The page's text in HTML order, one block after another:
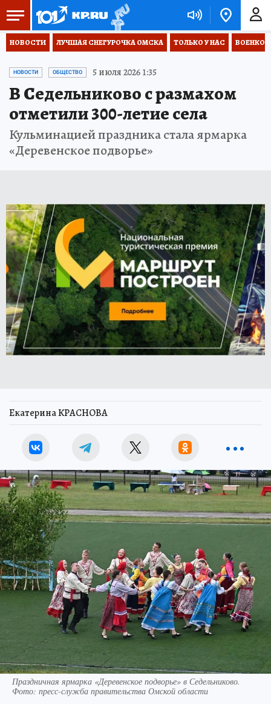
НОВОСТИ ЛУЧШАЯ СНЕГУРОЧКА ОМСКА ТОЛЬКО У НАС
НОВОСТИ ОБЩЕСТВО 5 июля 2026 1:35
В Седельниково с размахом
отметили 300-летие села
Кульминацией праздника стала ярмарка
«Деревенское подворье»
Екатерина КРАСНОВА
Праздничная ярмарка «Деревенское подворье» в Седельниково.
Фото: пресс-служба правительства Омской области